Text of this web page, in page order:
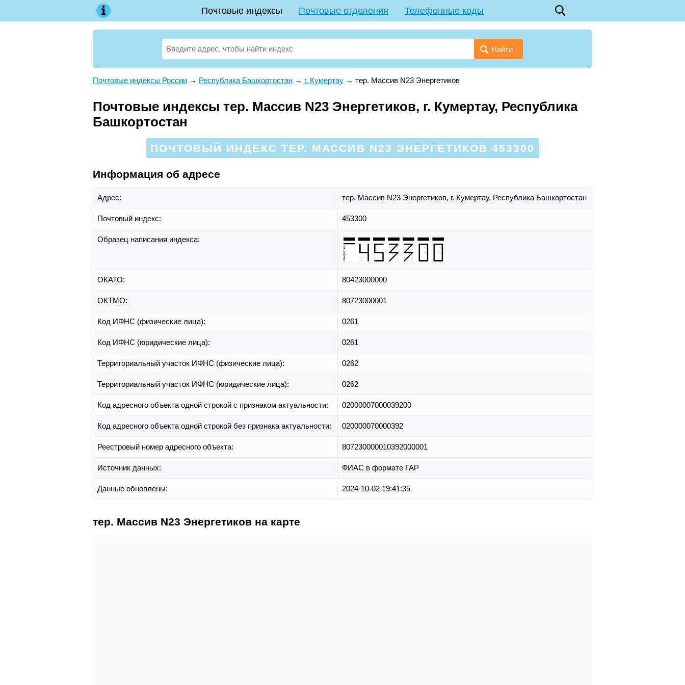
Почтовые индексы Почтовые отделения Телефонные коды
Найти
Почтовые индексы России → Республика Башкортостан → г. Кумертау → тер. Массив N23 Энергетиков
Почтовые индексы тер. Массив N23 Энергетиков, г. Кумертау, Республика
Башкортостан
ПОЧТОВЫЙ ИНДЕКС ТЕР. МАССИВ N23 ЭНЕРГЕТИКОВ 453300
Информация об адресе
Адрес: тер. Массив N23 Энергетиков, г. Кумертау, Республика Башкортостан
Почтовый индекс: 453300
Образец написания индекса:
ОКАТО: 80423000000
ОКТМО: 80723000001
Код ИФНС (физические лица): 0261
Код ИФНС (юридические лица): 0261
Территориальный участок ИФНС (физические лица): 0262
Территориальный участок ИФНС (юридические лица): 0262
Код адресного объекта одной строкой с признаком актуальности: 02000007000039200
Код адресного объекта одной строкой без признака актуальности: 020000070000392
Реестровый номер адресного объекта: 807230000010392000001
Источник данных: ФИАС в формате ГАР
Данные обновлены: 2024-10-02 19:41:35
тер. Массив N23 Энергетиков на карте